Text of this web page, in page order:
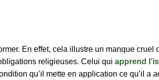
En effet, cela illustre un manque cruel
religieuses. Celui qui apprend
qu’il mette en application ce qu’il a